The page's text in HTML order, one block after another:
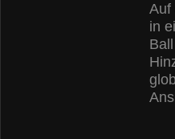
Auf
in